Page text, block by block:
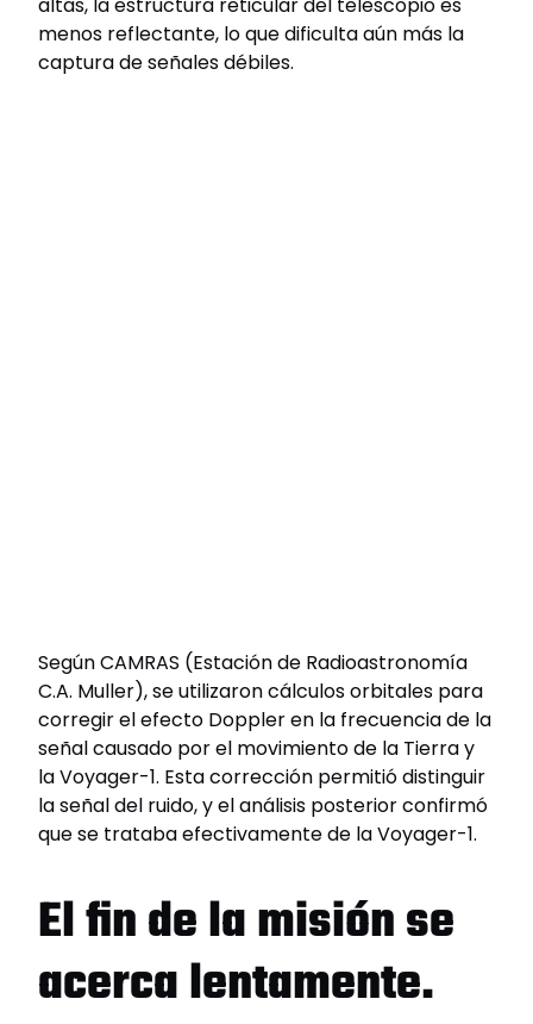
altas, la estructura reticular del telescopio es
menos reflectante, lo que dificulta aún más la
captura de señales débiles.
Según CAMRAS (Estación de Radioastronomía
C.A. Muller), se utilizaron cálculos orbitales para
corregir el efecto Doppler en la frecuencia de la
señal causado por el movimiento de la Tierra y
la Voyager-1. Esta corrección permitió distinguir
la señal del ruido, y el análisis posterior confirmó
que se trataba efectivamente de la Voyager-1.
El fin de la misión se
acerca lentamente.